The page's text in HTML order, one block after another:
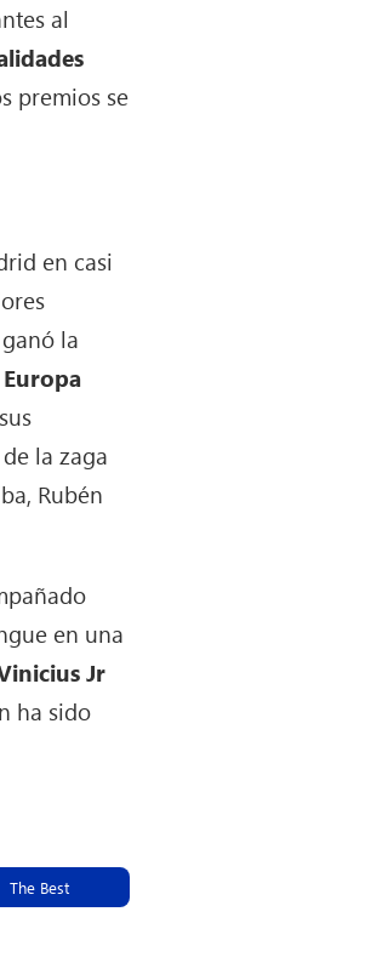
al
premios se
en casi
la
la zaga
Rubén
en una
Jr
ha sido
The Best